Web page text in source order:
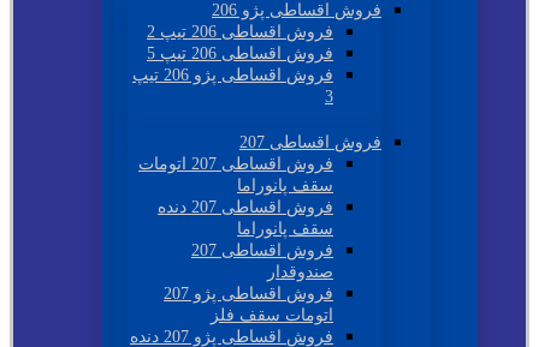
فروش اقساطی پژو 206
فروش اقساطی 206 تیپ 2
فروش اقساطی 206 تیپ 5
فروش اقساطی پژو 206 تیپ
3
فروش اقساطی 207
فروش اقساطی 207 اتومات
سقف پانوراما
فروش اقساطی 207 دنده
سقف پانوراما
فروش اقساطی 207
صندوقدار
فروش اقساطی پژو 207
اتومات سقف فلز
فروش اقساطی پژو 207 دنده